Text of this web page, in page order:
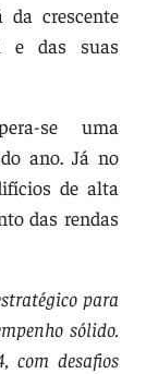
crescente
e das suas
se uma
ano. Já no
de alta
das rendas
para
sólido.
com desafios